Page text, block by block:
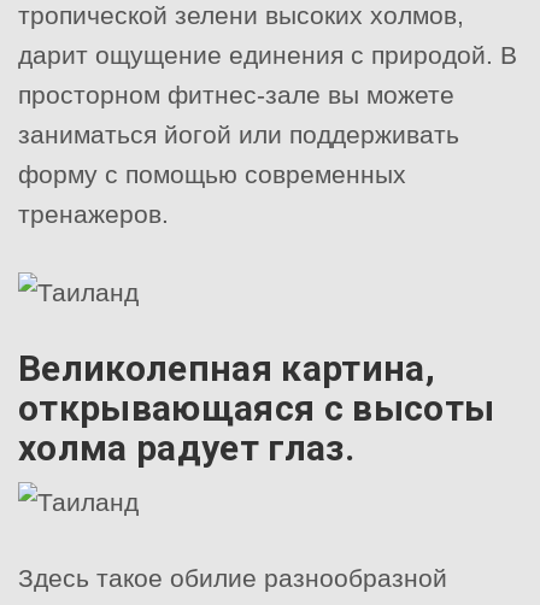
тропической зелени высоких холмов,
дарит ощущение единения с природой. В
просторном фитнес-зале вы можете
заниматься йогой или поддерживать
форму с помощью современных
тренажеров.
Великолепная картина,
открывающаяся с высоты
холма радует глаз.
Здесь такое обилие разнообразной